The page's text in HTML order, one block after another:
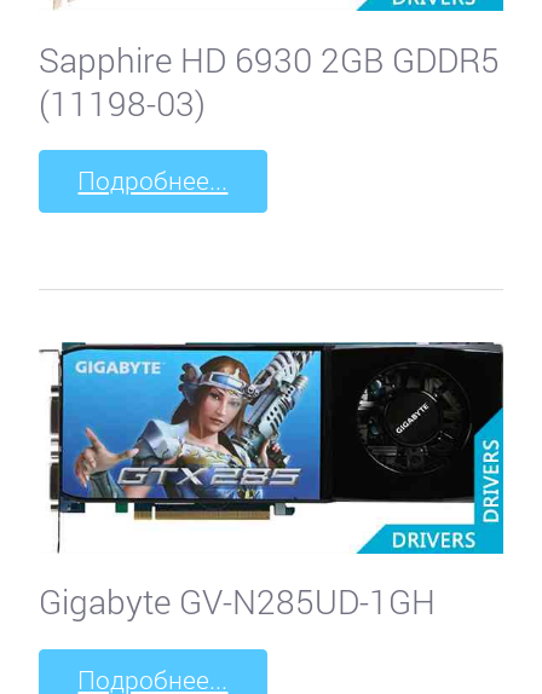
Sapphire HD 6930 2GB GDDR5
(11198-03)
Подробнее...
Gigabyte GV-N285UD-1GH
Подробнее...